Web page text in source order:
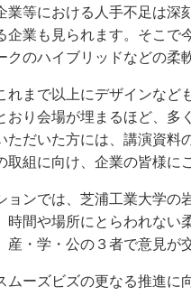
等における人手不足は深
企業も見られます。そこで
クのハイブリッドなどの柔
まで以上にデザインなど
おり会場が埋まるほど、
ただいた方には、講演資料
取組に向け、企業の皆様に
ンでは、芝浦工業大学の
時間や場所にとらわれな
産・学・公の３者で意見が
ーズビズの更なる推進に